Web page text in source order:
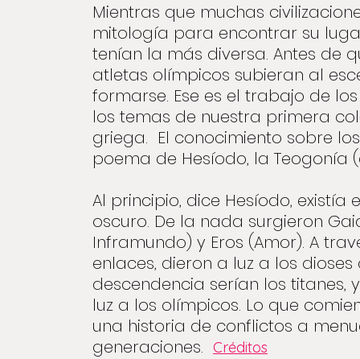
Mientras que muchas
mitología para encontrar su
tenían la más diversa. Antes de
atletas olímpicos subieran al
formarse. Ese es el trabajo de
los temas de nuestra primera
griega. El conocimiento sobre
poema de Hesíodo, la Teogonía
Al principio, dice Hesíodo, existía
oscuro. De la nada surgieron
Inframundo) y Eros (Amor). A
enlaces, dieron a luz a los
descendencia serían los titanes,
luz a los olímpicos. Lo que
una historia de conflictos a
generaciones. Créditos